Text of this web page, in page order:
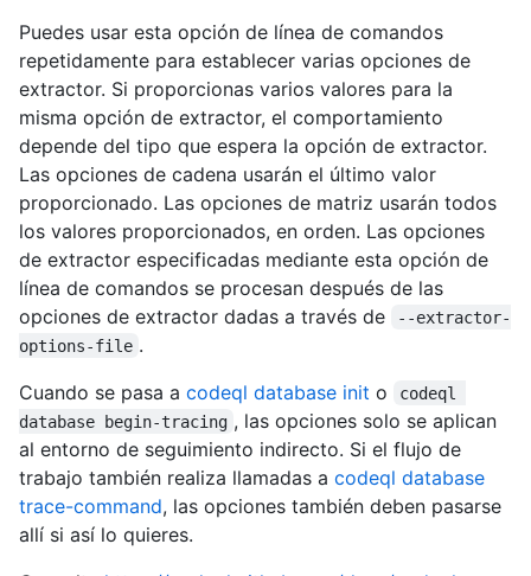
Puedes usar esta opción de línea de comandos
repetidamente para establecer varias opciones de
extractor. Si proporcionas varios valores para la
misma opción de extractor, el comportamiento
depende del tipo que espera la opción de extractor.
Las opciones de cadena usarán el último valor
proporcionado. Las opciones de matriz usarán todos
los valores proporcionados, en orden. Las opciones
de extractor especificadas mediante esta opción de
línea de comandos se procesan después de las
opciones de extractor dadas a través de
--extractor-
options-file .
Cuando se pasa a codeql database init o
codeql
database begin-tracing , las opciones solo se aplican
al entorno de seguimiento indirecto. Si el flujo de
trabajo también realiza llamadas a codeql database
trace-command, las opciones también deben pasarse
allí si así lo quieres.